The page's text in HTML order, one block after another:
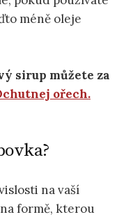
méně oleje
sirup můžete za
ořech.
na vaší
formě, kterou